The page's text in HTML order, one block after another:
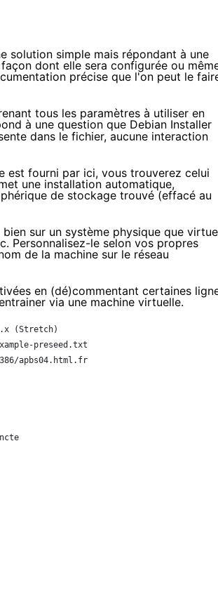
solution simple mais répondant à une
dont elle sera configurée ou
précise que l'on peut le
tous les paramètres à utiliser en
à une question que Debian Installer
dans le fichier, aucune interaction
est fourni par ici, vous trouverez celui
une installation automatique,
de stockage trouvé (effacé au
sur un système physique que
Personnalisez-le selon vos propres
de la machine sur le réseau
en (dé)commentant certaines
via une machine virtuelle.
(Stretch)
preseed.txt
apbs04.html.fr